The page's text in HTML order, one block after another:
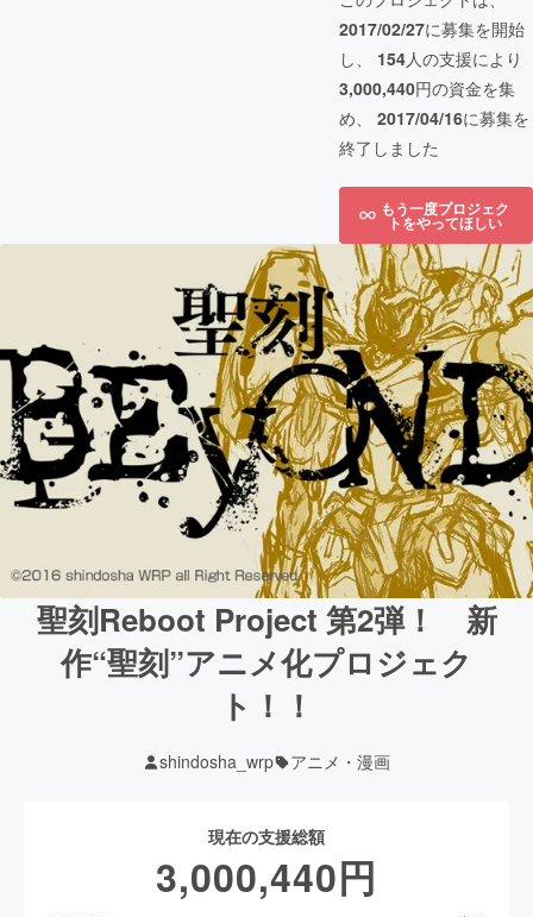
2017/02/27に募集を開始
し、 154人の支援により
3,000,440円の資金を集
め、 2017/04/16に募集を
終了しました
もう一度プロジェク
トをやってほしい
聖刻Reboot Project 第2弾！ 新
作“聖刻”アニメ化プロジェク
ト！！
shindosha_wrp アニメ・漫画
現在の支援総額
3,000,440円